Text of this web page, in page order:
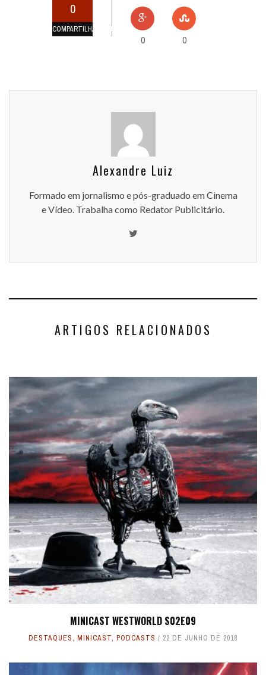
0
COMPARTILHAMENTOS
0 0
Alexandre Luiz
Formado em jornalismo e pós-graduado em Cinema
e Vídeo. Trabalha como Redator Publicitário.
ARTIGOS RELACIONADOS
MINICAST WESTWORLD S02E09
DESTAQUES, MINICAST, PODCASTS 22 DE JUNHO DE 2018